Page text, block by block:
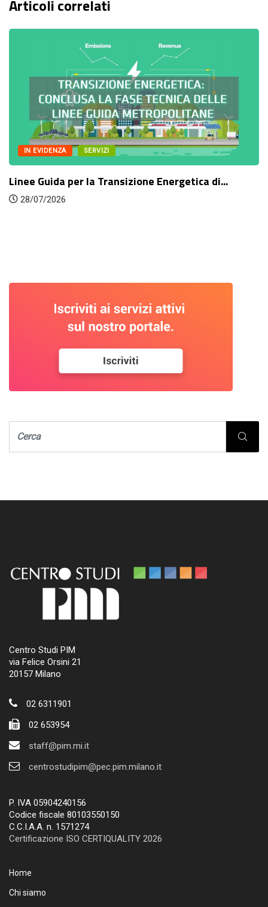
Articoli correlati
IN EVIDENZA SERVIZI
Linee Guida per la Transizione Energetica di...
28/07/2026
Centro Studi PIM
via Felice Orsini 21
20157 Milano
02 6311901
02 653954
staff@pim.mi.it
centrostudipim@pec.pim.milano.it
P. IVA 05904240156
Codice fiscale 80103550150
C.C.I.A.A. n. 1571274
Certificazione ISO CERTIQUALITY 2026
Home
Chi siamo